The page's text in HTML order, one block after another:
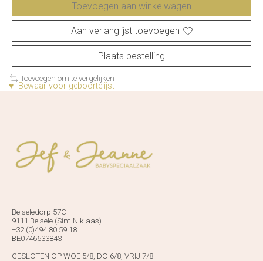
Toevoegen aan winkelwagen
Aan verlanglijst toevoegen
Plaats bestelling
Toevoegen om te vergelijken
♥ Bewaar voor geboortelijst
Belseledorp 57C
9111 Belsele (Sint-Niklaas)
+32 (0)494 80 59 18
BE0746633843
GESLOTEN OP WOE 5/8, DO 6/8, VRIJ 7/8!